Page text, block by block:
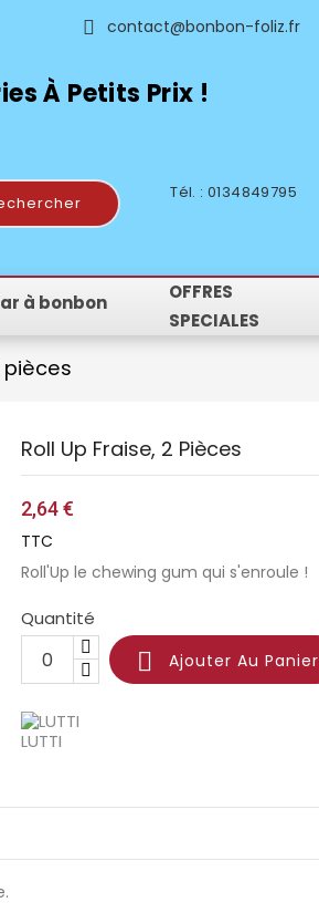
 contact@bonbon-foliz.fr
À Petits Prix !
Tél. : 0134849795
à bonbon
OFFRES
SPECIALES
pièces
Roll Up Fraise, 2 Pièces
2,64 €
TTC
Roll'Up le chewing gum qui s'enroule !
Quantité
 Ajouter Au Panier
LUTTI